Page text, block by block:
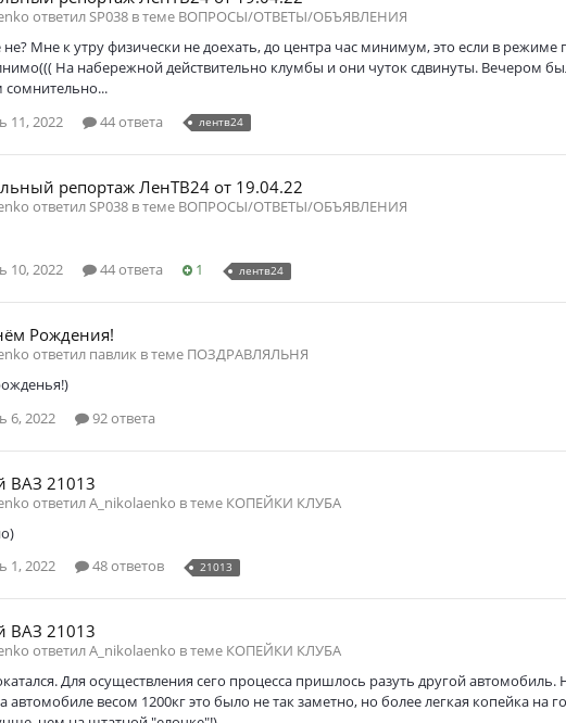
ответил SP038 в теме ВОПРОСЫ/ОТВЕТЫ/ОБЪЯВЛЕНИЯ
Мне к утру физически не доехать, до центра час минимум, это если в
На набережной действительно клумбы и они чуток сдвинуты. Вечером
сомнительно...
11, 2022
44 ответа лентв24
репортаж ЛенТВ24 от 19.04.22
ответил SP038 в теме ВОПРОСЫ/ОТВЕТЫ/ОБЪЯВЛЕНИЯ
10, 2022
44 ответа 1 лентв24
Рождения!
ответил павлик в теме ПОЗДРАВЛЯЛЬНЯ
6, 2022
92 ответа
ВАЗ 21013
ответил A_nikolaenko в теме КОПЕЙКИ КЛУБА
1, 2022
48 ответов 21013
ВАЗ 21013
ответил A_nikolaenko в теме КОПЕЙКИ КЛУБА
Для осуществления сего процесса пришлось разуть другой автомобиль.
автомобиле весом 1200кг это было не так заметно, но более легкая копейка на